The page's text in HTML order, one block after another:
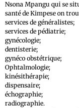
Nsona Mpangu qui se
santé de Kimpese on
services de généralistes;
services de pédiatrie;
gynécologie;
dentisterie;
gynéco obstétrique;
Ophtalmologie;
kinésithérapie;
dispensaire;
échographie;
radiographie.